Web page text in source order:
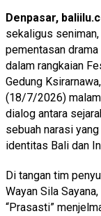
Denpasar,
sekaligus
pementasan
dalam rangkaian
Gedung
(18/7/2026)
dialog antara
sebuah narasi
identitas Bali dan
Di tangan tim
Wayan Sila
“Prasasti”